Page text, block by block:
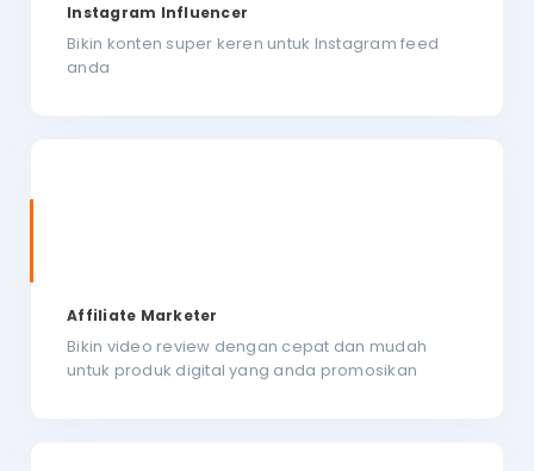
Instagram Influencer
Bikin konten super keren untuk Instagram feed
anda
Affiliate Marketer
Bikin video review dengan cepat dan mudah
untuk produk digital yang anda promosikan